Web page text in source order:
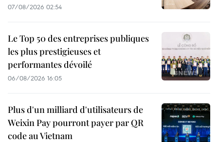
07/08/2026 02:54
Le Top 50 des entreprises publiques
les plus prestigieuses et
performantes dévoilé
06/08/2026 16:05
Plus d'un milliard d'utilisateurs de
Weixin Pay pourront payer par QR
code au Vietnam